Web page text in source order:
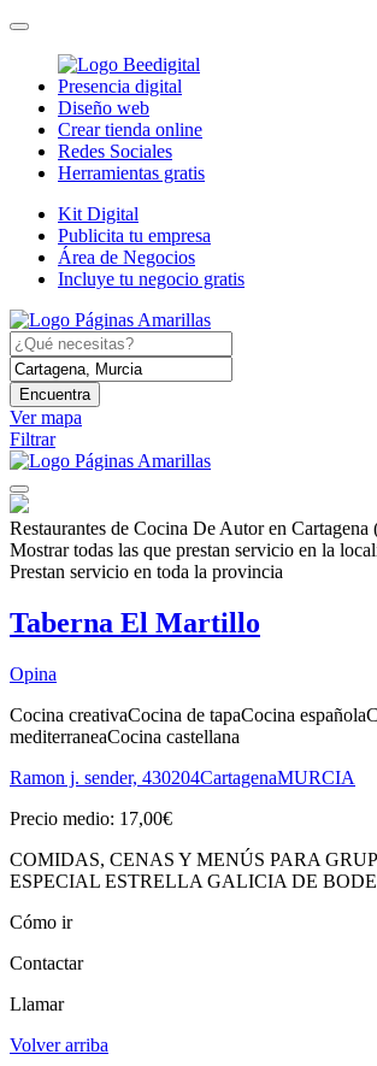
Presencia digital
Diseño web
Crear tienda online
Redes Sociales
Herramientas gratis
Kit Digital
Publicita tu empresa
Área de Negocios
Incluye tu negocio gratis
Encuentra
Ver mapa
Filtrar
Restaurantes de Cocina De Autor en Cartagena
Mostrar todas las que prestan servicio en la
Prestan servicio en toda la provincia
Taberna El Martillo
Opina
Cocina creativaCocina de tapaCocina española
mediterraneaCocina castellana
Ramon j. sender, 430204CartagenaMURCIA
Precio medio: 17,00€
COMIDAS, CENAS Y MENÚS PARA
ESPECIAL ESTRELLA GALICIA DE
Cómo ir
Contactar
Llamar
Volver arriba